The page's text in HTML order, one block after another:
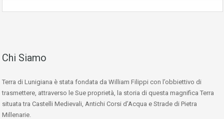
Chi Siamo
Terra di Lunigiana è stata fondata da William Filippi con l’obbiettivo di
trasmettere, attraverso le Sue proprietà, la storia di questa magnifica Terra
situata tra Castelli Medievali, Antichi Corsi d’Acqua e Strade di Pietra
Millenarie.